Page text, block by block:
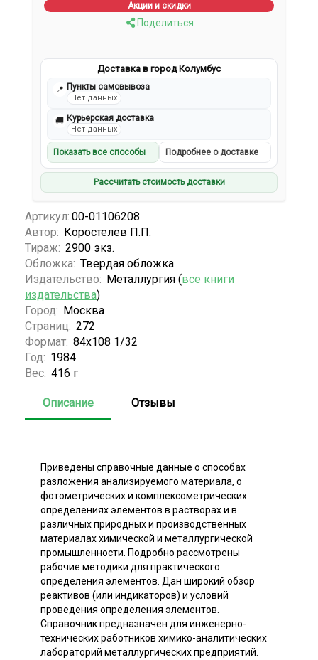
Акции и скидки
Поделиться
Доставка в город Колумбус
📍 Пункты самовывоза
Нет данных
🚚 Курьерская доставка
Нет данных
Показать все способы Подробнее о доставке
Рассчитать стоимость доставки
Артикул: 00-01106208
Автор: Коростелев П.П.
Тираж: 2900 экз.
Обложка: Твердая обложка
Издательство: Металлургия (все книги
издательства)
Город: Москва
Страниц: 272
Формат: 84x108 1/32
Год: 1984
Вес: 416 г
Описание Отзывы
Приведены справочные данные о способах
разложения анализируемого материала, о
фотометрических и комплексометрических
определениях элементов в растворах и в
различных природных и производственных
материалах химической и металлургической
промышленности. Подробно рассмотрены
рабочие методики для практического
определения элементов. Дан широкий обзор
реактивов (или индикаторов) и условий
проведения определения элементов.
Справочник предназначен для инженерно-
технических работников химико-аналитических
лабораторий металлургических предприятий.